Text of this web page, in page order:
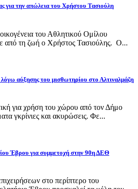
για την απώλεια του Χρήστου Τασιούλη
του Αθλητικού Ομίλου
από τη ζωή ο Χρήστος Τασιούλης. Ο...
αύξησης του μισθωτηρίου στο Αλτιναλμάζη
για χρήση του χώρου από τον Δήμο
γκρίνιες και ακυρώσεις. Φε...
Έβρου για συμμετοχή στην 90η ΔΕΘ
στο περίπτερο του